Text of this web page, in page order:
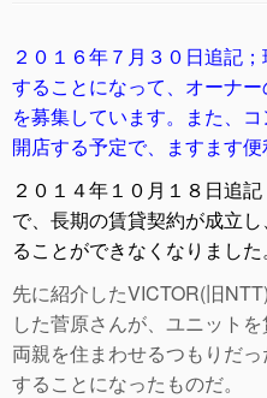
２０１６年７月３０日追記
することになって、オーナ
を募集しています。また、
開店する予定で、ますます便
２０１４年１０月１８日追
で、長期の賃貸契約が成立
ることができなくなりまし
先に紹介したVICTOR(旧
した菅原さんが、ユニット
両親を住まわせるつもりだ
することになったものだ。